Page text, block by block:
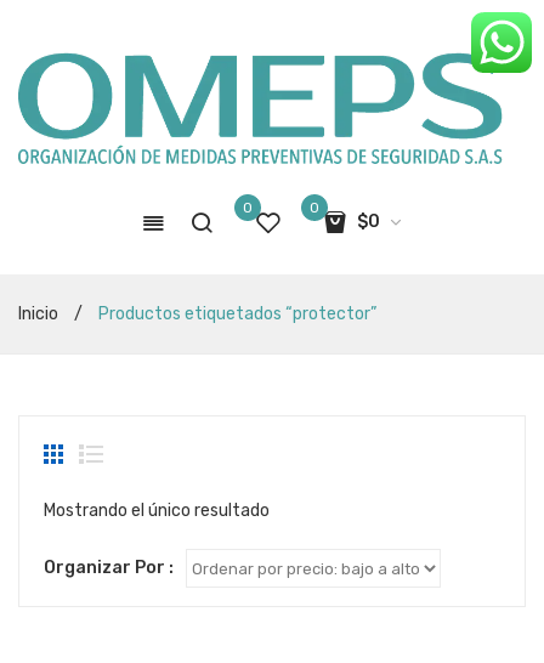
0 0
$0
compras
Inicio / Productos etiquetados “protector”
Mostrando el único resultado
Organizar Por :